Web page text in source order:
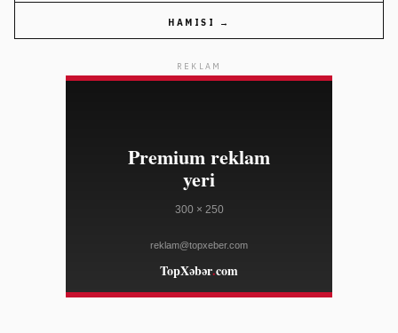
ELLE
Marko Rubio Hörmüz Boğazında Gömrük Sazişi üzrə
irəliləyişdən xəbər verib
mürəkkəb edə bilər
WWD
HAMISI →
REKLAM